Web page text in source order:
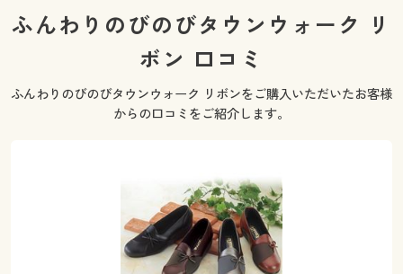
女性下着
女性下着
ジュニア・ティーンズ下着
メンズ通販すべて
家電・雑貨
寝具・インテリア・家具
寝具・インテリア・家具通販すべて
カーテン・ラグ・ファブリック
美容・健康・サプリメント
大きいサイズ通販すべて
ジュニア・ティーンズ下着
キッチン・雑貨・日用品
寝具・インテリア・家具通販すべて
家具・収納
カーテン・ラグ・ファブリック
美容・健康通販すべて
制服・スクール
ジュニア・ティーンズ下着
大きいサイズ通販すべて
大きいサイズ レディース服
ふんわりのびのびタウンウォーク リ
ボン 口コミ
ふんわりのびのびタウンウォーク リボンをご購入いただいたお客様
からの口コミをご紹介します。